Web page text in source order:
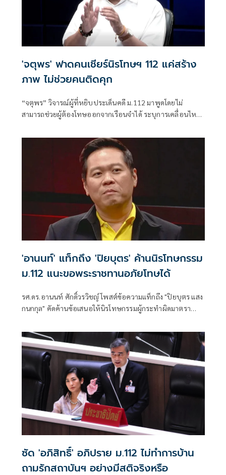
'จตุพร' ฟาดคนเชียร์นิรโทษฯ 112 แค่สร้าง
ภาพ ไม่ช่วยคนติดคุก
“จตุพร” วิจารณ์ผู้ที่หยิบประเด็นคดี ม.112 มาพูดโดยไม่
สามารถช่วยผู้ต้องโทษออกจากเรือนจำได้ ระบุการเคลื่อนไหว
พระราชทานอภัยโทษเป็นทางเลือกที่มีโอกาสมากที่สุด
'อานนท์' แท็กถึง 'ปิยบุตร' ค้านนิรโทษกรรม
ม.112 แนะขอพระราชทานอภัยโทษได้
รศ.ดร.อานนท์ ศักดิ์วรวิชญ์ โพสต์ข้อความแท็กถึง "ปิยบุตร แสง
กนกกุล" คัดค้านข้อเสนอให้นิรโทษกรรมผู้กระทำผิดมาตรา
ซัด 'อภิสิทธิ์' อภิปราย ม.112 ไม่ทำการบ้าน
ถามรักสถาบันฯ อย่างมีสติจริงหรือ